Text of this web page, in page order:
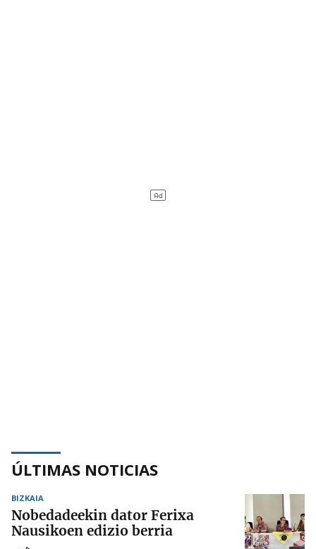
ÚLTIMAS NOTICIAS
BIZKAIA
Nobedadeekin dator Ferixa
Nausikoen edizio berria